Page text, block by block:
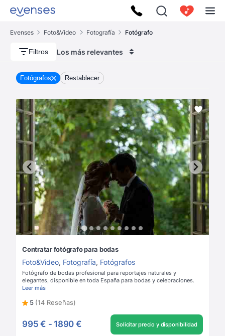
Evenses Foto&Video Fotografía Fotógrafo
Filtros Los más relevantes
Fotógrafos Restablecer
Contratar fotógrafo para bodas
Foto&Video, Fotografía, Fotógrafos
Fotógrafo de bodas profesional para reportajes naturales y
elegantes, disponible en toda España para bodas y celebraciones.
Leer más
5 (14 Reseñas)
995 € - 1890 € Solicitar precio y disponibilidad